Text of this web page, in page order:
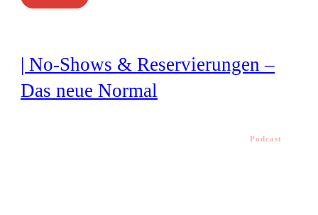
| No-Shows & Reservierungen –
Das neue Normal
Podcast